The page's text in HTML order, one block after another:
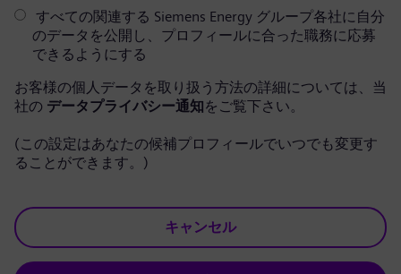
すべての関連する Siemens Energy グループ各社に自分
のデータを公開し、プロフィールに合った職務に応募
できるようにする
お客様の個人データを取り扱う方法の詳細については、当
社の データプライバシー通知をご覧下さい。
(この設定はあなたの候補プロフィールでいつでも変更す
ることができます。)
キャンセル